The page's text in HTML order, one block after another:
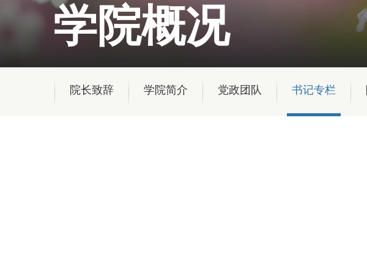
学院概况
院长致辞 学院简介 党政团队 书记专栏